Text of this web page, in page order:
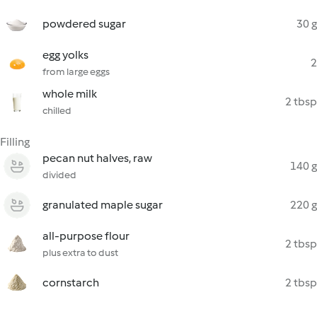
powdered sugar 30 g
egg yolks
from large eggs
2
whole milk
chilled
2 tbsp
Filling
pecan nut halves, raw
divided
140 g
granulated maple sugar 220 g
all-purpose flour
plus extra to dust
2 tbsp
cornstarch 2 tbsp